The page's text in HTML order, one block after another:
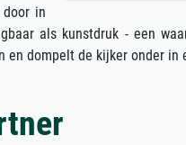
in
als kunstdruk - een
dompelt de kijker onder in